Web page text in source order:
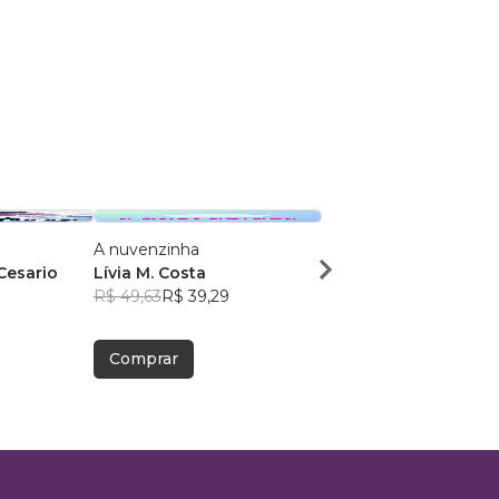
A nuvenzinha
Lívia M. Costa
R$ 49,63R$ 39,29
Comprar
Yandre Karoline